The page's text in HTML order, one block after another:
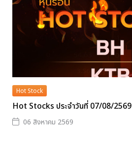
Hot Stock
Hot Stocks ประจำวันที่ 07/08/2569
06 สิงหาคม 2569